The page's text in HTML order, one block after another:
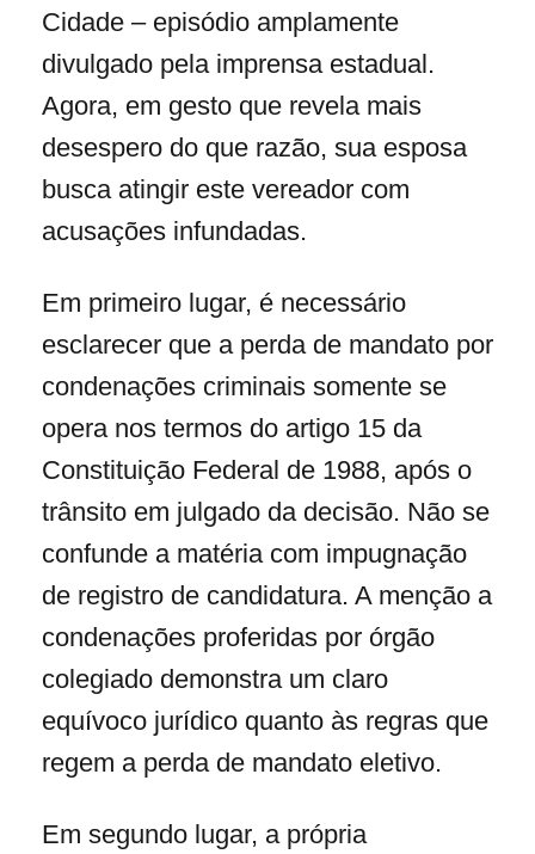
Cidade – episódio amplamente
divulgado pela imprensa estadual.
Agora, em gesto que revela mais
desespero do que razão, sua esposa
busca atingir este vereador com
acusações infundadas.
Em primeiro lugar, é necessário
esclarecer que a perda de mandato por
condenações criminais somente se
opera nos termos do artigo 15 da
Constituição Federal de 1988, após o
trânsito em julgado da decisão. Não se
confunde a matéria com impugnação
de registro de candidatura. A menção a
condenações proferidas por órgão
colegiado demonstra um claro
equívoco jurídico quanto às regras que
regem a perda de mandato eletivo.
Em segundo lugar, a própria